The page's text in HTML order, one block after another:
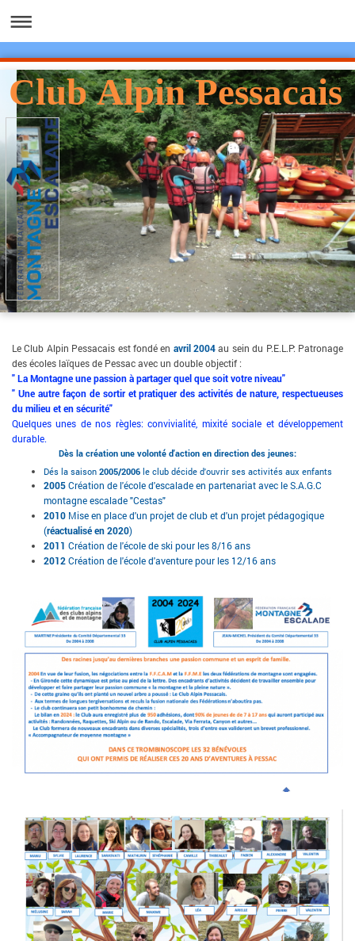
Club Alpin Pessacais
Le Club Alpin Pessacais est fondé en avril 2004au sein du P.E.L.P: Patronage
des écoles laïques de Pessac avec un double objectif :
" La Montagne une passion à partager quel que soit votre niveau"
" Une autre façon de sortir et pratiquer des activités de nature, respectueuses
du milieu et en sécurité"
Quelques unes de nos règles: convivialité, mixité sociale et développement
durable.
Dès la création une volonté d'action en direction des jeunes:
Dés la saison 2005/2006 le club décide d'ouvrir ses activités aux enfants
2005Création de l'école d'escalade en partenariat avec le S.A.G.C
montagne escalade "Cestas"
2010 Mise en place d'un projet de club et d'un projet pédagogique
(réactualisé en 2020)
2011 Création de l'école de ski pour les 8/16 ans
2012Création de l'école d'aventure pour les 12/16 ans